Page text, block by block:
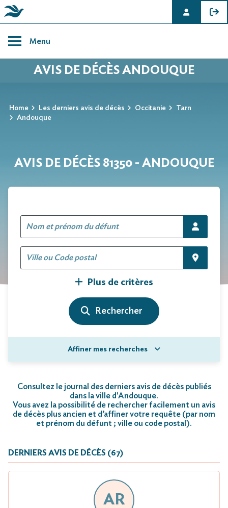
content
Menu
AVIS DE DÉCÈS ANDOUQUE
Home Les derniers avis de décès Occitanie
Tarn
Andouque
AVIS DE DÉCÈS 81350 - ANDOUQUE
Plus de critères
Affiner mes recherches
Consultez le journal des derniers avis de décès publiés
dans la ville d'Andouque.
Vous avez la possibilité de rechercher facilement un avis
de décès plus ancien et d’affiner votre requête (par nom
et prénom du défunt ; ville ou code postal).
DERNIERS AVIS DE DÉCÈS (67)
AR